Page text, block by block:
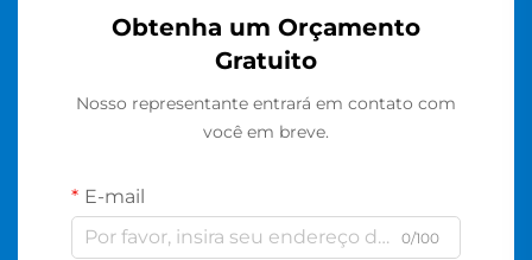
Obtenha um Orçamento
Gratuito
Nosso representante entrará em contato com
você em breve.
E-mail
0/100